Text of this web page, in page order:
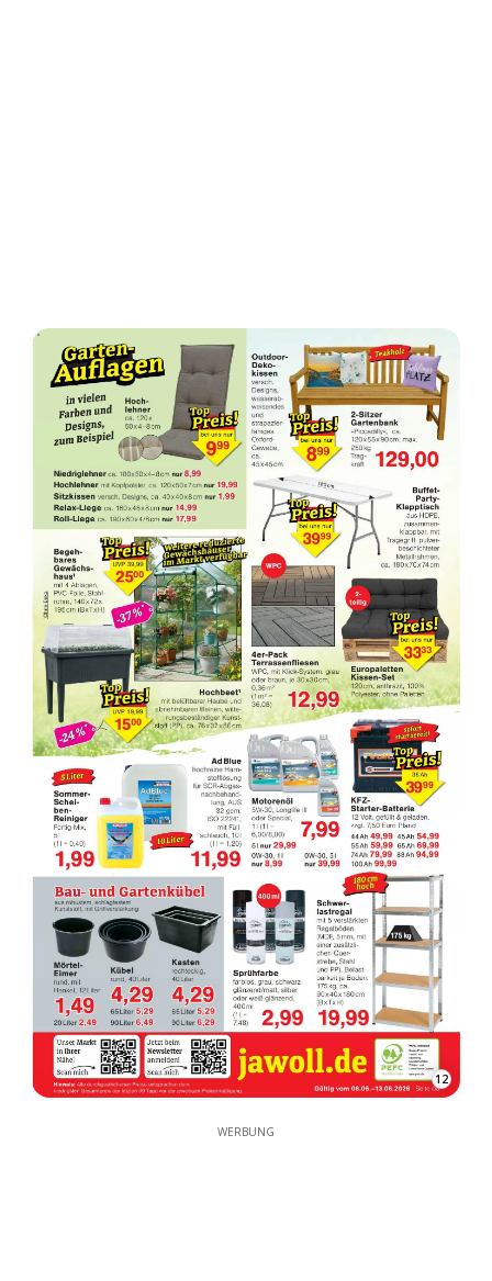
12
WERBUNG